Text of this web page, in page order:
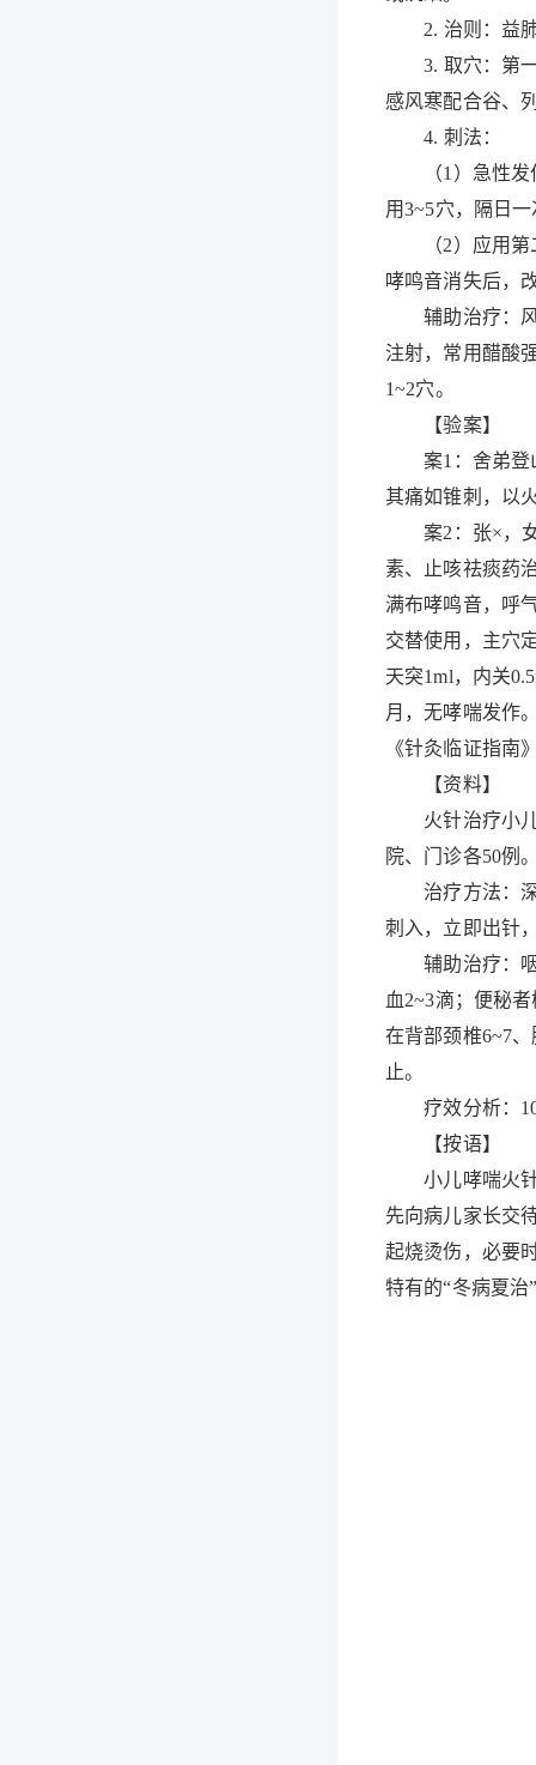
2. 治则：益肺
3. 取穴：第
感风寒配合谷、
4. 刺法：
（1）急性发作
用3~5穴，隔日一
（2）应用第二
哮鸣音消失后，
辅助治疗：风
注射，常用醋酸
1~2穴。
【验案】
案1：舍弟登山
其痛如锥刺，以
案2：张×，女
素、止咳祛痰药
满布哮鸣音，呼
交替使用，主穴
天突1ml，内关
月，无哮喘发作
《针灸临证指南
【资料】
火针治疗小儿
院、门诊各50例
治疗方法：深
刺入，立即出针
辅助治疗：咽
血2~3滴；便秘
在背部颈椎6~7
止。
疗效分析：100
【按语】
小儿哮喘火针
先向病儿家长交
起烧烫伤，必要
特有的“冬病夏